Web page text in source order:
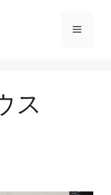
メ
ス